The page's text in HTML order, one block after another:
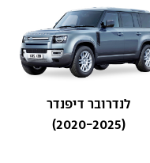
לנדרובר דיפנדר
(2020-2025)